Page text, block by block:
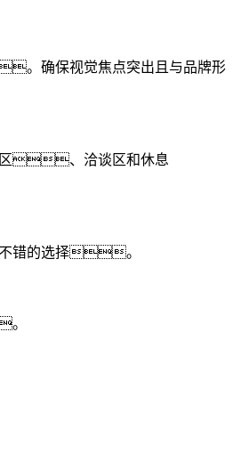
。确保视觉焦点突出且与品牌形
区、洽谈区和休息
不错的选择。
。